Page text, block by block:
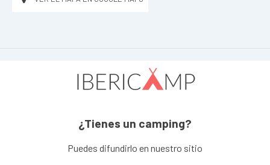
¿Tienes un camping?
Puedes difundirlo en nuestro sitio